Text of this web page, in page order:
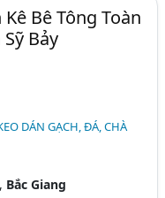
Bê Tông Toàn
Bảy
DÁN GẠCH, ĐÁ, CHÀ
Bắc Giang